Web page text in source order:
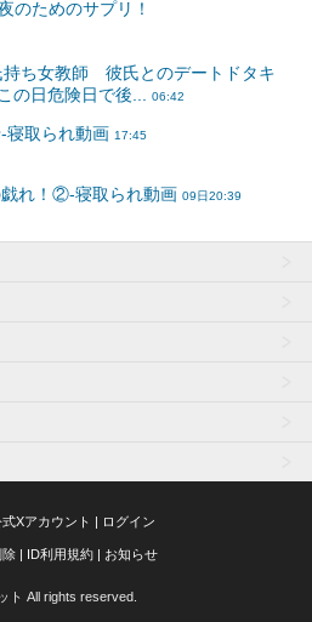
式Xアカウント | ログイン
除 | ID利用規約 | お知らせ
ト All rights reserved.